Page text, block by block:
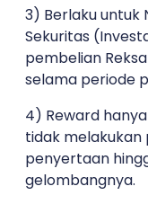
3) Berlaku untuk
Sekuritas
pembelian
selama periode
4) Reward
tidak melakukan
penyertaan
gelombangnya.